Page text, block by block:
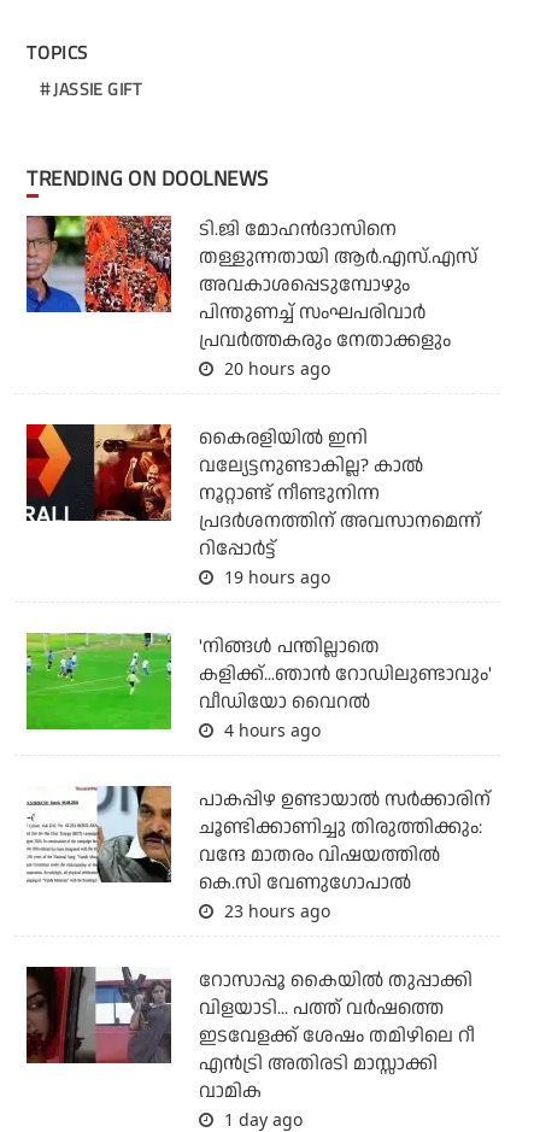
TOPICS
JASSIE GIFT
TRENDING ON DOOLNEWS
ടി.ജി മോഹന്‍ദാസിനെ
തള്ളുന്നതായി ആര്‍.എസ്.എസ്
അവകാശപ്പെടുമ്പോഴും
പിന്തുണച്ച് സംഘപരിവാര്‍
പ്രവര്‍ത്തകരും നേതാക്കളും
20 hours ago
കൈരളിയില്‍ ഇനി
വല്യേട്ടനുണ്ടാകില്ല? കാല്‍
നൂറ്റാണ്ട് നീണ്ടുനിന്ന
പ്രദര്‍ശനത്തിന് അവസാനമെന്ന്
റിപ്പോര്‍ട്ട്
19 hours ago
'നിങ്ങള്‍ പന്തില്ലാതെ
കളിക്ക്...ഞാന്‍ റോഡിലുണ്ടാവും'
വീഡിയോ വൈറല്‍
4 hours ago
പാകപ്പിഴ ഉണ്ടായാല്‍ സര്‍ക്കാരിന്
ചൂണ്ടിക്കാണിച്ചു തിരുത്തിക്കും:
വന്ദേ മാതരം വിഷയത്തില്‍
കെ.സി വേണുഗോപാല്‍
23 hours ago
റോസാപ്പൂ കൈയില്‍ തുപ്പാക്കി
വിളയാടി... പത്ത് വര്‍ഷത്തെ
ഇടവേളക്ക് ശേഷം തമിഴിലെ റീ
എന്‍ട്രി അതിരടി മാസ്സാക്കി
വാമിക
1 day ago